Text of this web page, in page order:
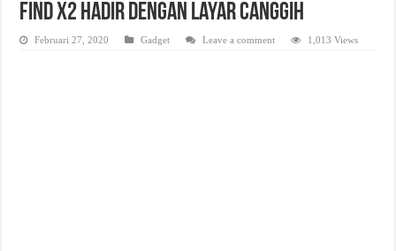
Dibutuhkan Marketing. Lamaran di-email ke redaksi@bisnisnasional.com
Find X2 Hadir Dengan Layar Canggih
Februari 27, 2020 Gadget Leave a comment 1,013 Views